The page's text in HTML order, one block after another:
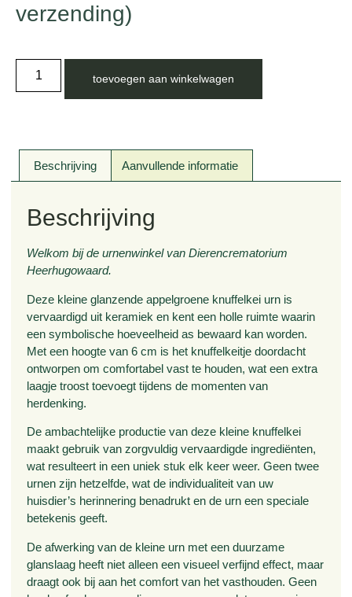
verzending)
toevoegen aan winkelwagen
Beschrijving Aanvullende informatie
Beschrijving
Welkom bij de urnenwinkel van Dierencrematorium
Heerhugowaard.
Deze kleine glanzende appelgroene knuffelkei urn is
vervaardigd uit keramiek en kent een holle ruimte waarin
een symbolische hoeveelheid as bewaard kan worden.
Met een hoogte van 6 cm is het knuffelkeitje doordacht
ontworpen om comfortabel vast te houden, wat een extra
laagje troost toevoegt tijdens de momenten van
herdenking.
De ambachtelijke productie van deze kleine knuffelkei
maakt gebruik van zorgvuldig vervaardigde ingrediënten,
wat resulteert in een uniek stuk elk keer weer. Geen twee
urnen zijn hetzelfde, wat de individualiteit van uw
huisdier’s herinnering benadrukt en de urn een speciale
betekenis geeft.
De afwerking van de kleine urn met een duurzame
glanslaag heeft niet alleen een visueel verfijnd effect, maar
draagt ook bij aan het comfort van het vasthouden. Geen